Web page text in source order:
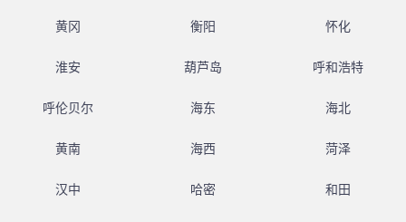
黄冈 衡阳 怀化
淮安 葫芦岛 呼和浩特
呼伦贝尔 海东 海北
黄南 海西 菏泽
汉中 哈密 和田